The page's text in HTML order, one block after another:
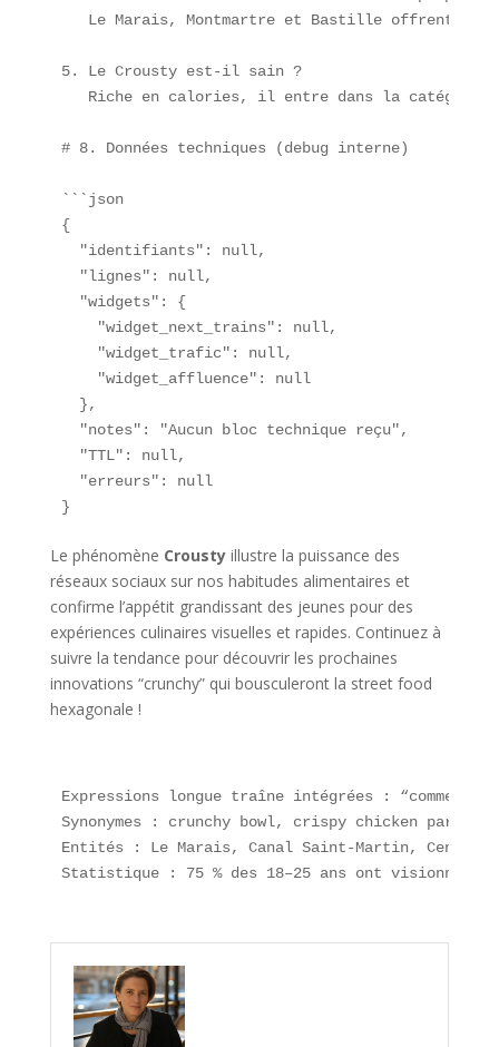
Le Marais, Montmartre et Bastille offrent
5. Le Crousty est-il sain ?
Riche en calories, il entre dans la
# 8. Données techniques (debug interne)
```json
{
  "identifiants": null,
  "lignes": null,
  "widgets": {
    "widget_next_trains": null,
    "widget_trafic": null,
    "widget_affluence": null
  },
  "notes": "Aucun bloc technique reçu",
  "TTL": null,
  "erreurs": null
}
Le phénomène Croustyillustre la puissance des
réseaux sociaux sur nos habitudes alimentaires et
confirme l’appétit grandissant des jeunes pour des
expériences culinaires visuelles et rapides. Continuez à
suivre la tendance pour découvrir les prochaines
innovations “crunchy” qui bousculeront la street food
hexagonale !
Expressions longue traîne intégrées :
Synonymes : crunchy bowl, crispy chicken
Entités : Le Marais, Canal Saint-Martin, Centre
Statistique : 75 % des 18–25 ans ont visionné